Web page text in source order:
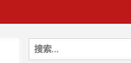
搜
索：